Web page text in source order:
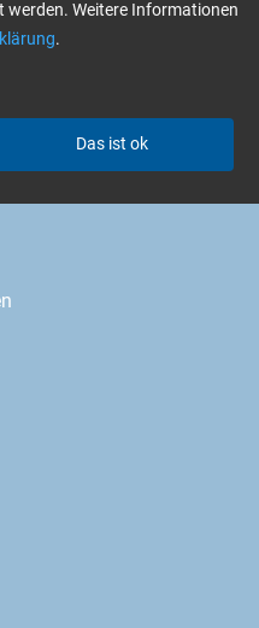
werden. Weitere Informationen
.
Das ist ok